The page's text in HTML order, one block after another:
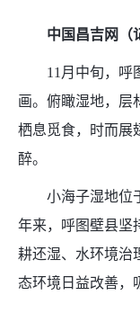
中国昌吉网（
11月中旬，呼图
画。俯瞰湿地，层
栖息觅食，时而展
醉。
小海子湿地位于
年来，呼图壁县坚
耕还湿、水环境治
态环境日益改善，